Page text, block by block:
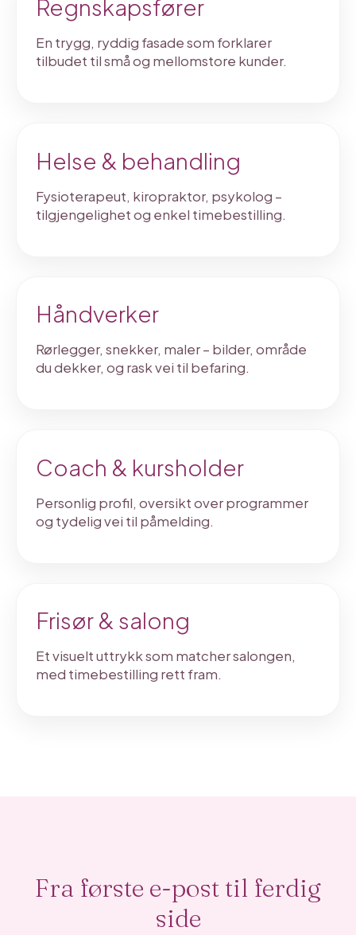
Regnskapsfører
En trygg, ryddig fasade som forklarer
tilbudet til små og mellomstore kunder.
Helse & behandling
Fysioterapeut, kiropraktor, psykolog –
tilgjengelighet og enkel timebestilling.
Håndverker
Rørlegger, snekker, maler – bilder, område
du dekker, og rask vei til befaring.
Coach & kursholder
Personlig profil, oversikt over programmer
og tydelig vei til påmelding.
Frisør & salong
Et visuelt uttrykk som matcher salongen,
med timebestilling rett fram.
Fra første e-post til ferdig
side